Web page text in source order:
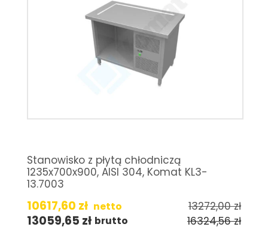
Stanowisko z płytą chłodniczą
1235x700x900, AISI 304, Komat KL3-
13.7003
10617,60 zł netto 13272,00zł
13059,65 zł brutto 16324,56zł